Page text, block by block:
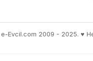
Evcil.com 2009 - 2025. ♥️